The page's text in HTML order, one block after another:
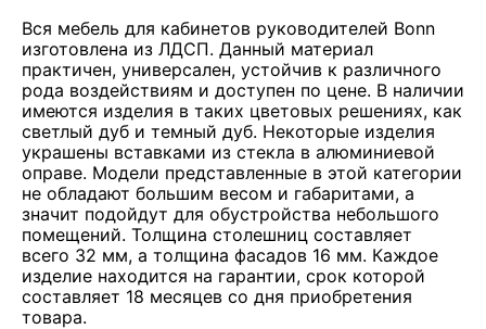
Вся мебель для кабинетов руководителей Bonn
изготовлена из ЛДСП. Данный материал
практичен, универсален, устойчив к различного
рода воздействиям и доступен по цене. В наличии
имеются изделия в таких цветовых решениях, как
светлый дуб и темный дуб. Некоторые изделия
украшены вставками из стекла в алюминиевой
оправе. Модели представленные в этой категории
не обладают большим весом и габаритами, а
значит подойдут для обустройства небольшого
помещений. Толщина столешниц составляет
всего 32 мм, а толщина фасадов 16 мм. Каждое
изделие находится на гарантии, срок которой
составляет 18 месяцев со дня приобретения
товара.